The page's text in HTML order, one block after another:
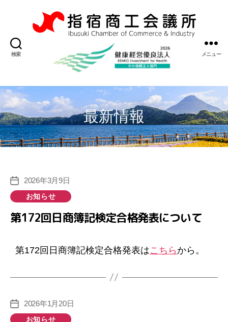
検索
指
宿
商
会
議
所
メニュー
最新情報
投
稿
日
2026年3月9日
ゴ
お知らせ
第172回日商簿記検定合格発表について
第172回日商簿記検定合格発表はこちらから。
投
稿
2026年1月20日
お知らせ